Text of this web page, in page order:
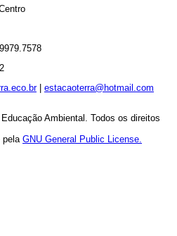
| estacaoterra@hotmail.com
Ambiental. Todos os direitos
pela GNU General Public License.